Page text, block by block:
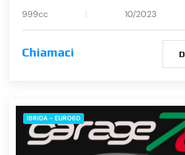
999cc 10/2023
Chiamaci
IBRIDA - EURO6D